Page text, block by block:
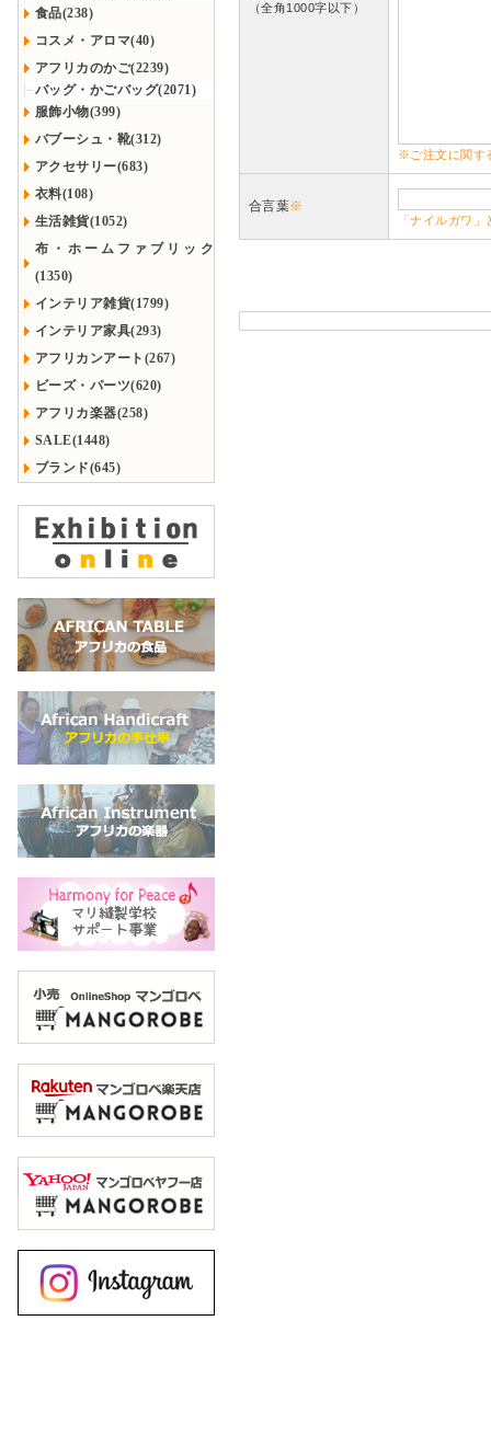
食品(238)
コスメ・アロマ(40)
アフリカのかご(2239)
バッグ・かごバッグ(2071)
服飾小物(399)
バブーシュ・靴(312)
アクセサリー(683)
衣料(108)
生活雑貨(1052)
布・ホームファブリック
(1350)
インテリア雑貨(1799)
インテリア家具(293)
アフリカンアート(267)
ビーズ・パーツ(620)
アフリカ楽器(258)
SALE(1448)
ブランド(645)
（全角1000字以下）
※ご注文に関す
合言葉※
「ナイルガワ